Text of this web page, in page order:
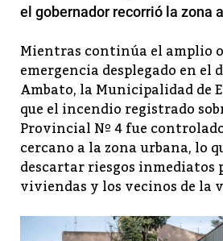
el gobernador recorrió la zona
Mientras continúa el amplio
emergencia desplegado en el
Ambato, la Municipalidad de
que el incendio registrado
Provincial Nº 4 fue
cercano a la zona urbana, lo
descartar riesgos inmediatos
viviendas y los vecinos de